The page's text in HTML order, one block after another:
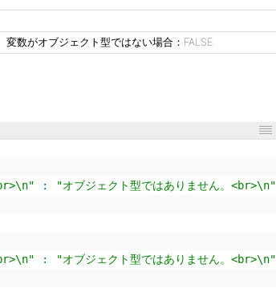
数がオブジェクト型ではない場合：FALSE
: "オブジェクト型ではありません。<br>\n"
: "オブジェクト型ではありません。<br>\n"